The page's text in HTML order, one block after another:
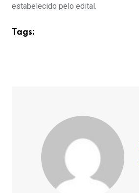
estabelecido pelo edital.
Tags: